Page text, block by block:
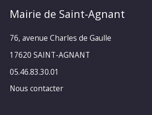
Mairie de Saint-Agnant
76, avenue Charles de Gaulle
17620 SAINT-AGNANT
05.46.83.30.01
Nous contacter